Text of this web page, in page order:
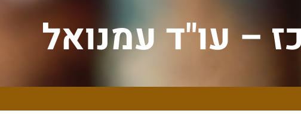
– עו"ד עמנואל
המערכת